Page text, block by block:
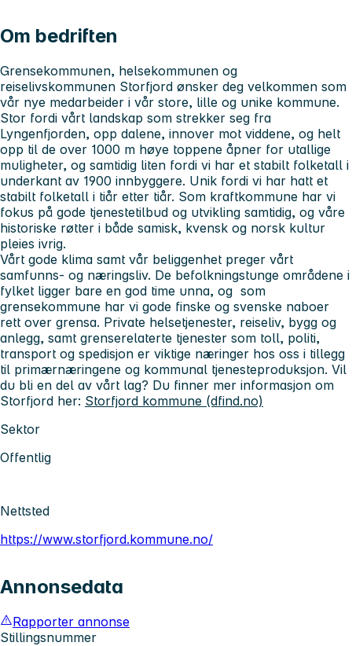
Om bedriften
Grensekommunen, helsekommunen og
reiselivskommunen Storfjord ønsker deg velkommen som
vår nye medarbeider i vår store, lille og unike kommune.
Stor fordi vårt landskap som strekker seg fra
Lyngenfjorden, opp dalene, innover mot viddene, og helt
opp til de over 1000 m høye toppene åpner for utallige
muligheter, og samtidig liten fordi vi har et stabilt folketall i
underkant av 1900 innbyggere. Unik fordi vi har hatt et
stabilt folketall i tiår etter tiår. Som kraftkommune har vi
fokus på gode tjenestetilbud og utvikling samtidig, og våre
historiske røtter i både samisk, kvensk og norsk kultur
pleies ivrig.
Vårt gode klima samt vår beliggenhet preger vårt
samfunns- og næringsliv. De befolkningstunge områdene i
fylket ligger bare en god time unna, og som
grensekommune har vi gode finske og svenske naboer
rett over grensa. Private helsetjenester, reiseliv, bygg og
anlegg, samt grenserelaterte tjenester som toll, politi,
transport og spedisjon er viktige næringer hos oss i tillegg
til primærnæringene og kommunal tjenesteproduksjon. Vil
du bli en del av vårt lag? Du finner mer informasjon om
Storfjord her: Storfjord kommune (dfind.no)
Sektor
Offentlig
Nettsted
https://www.storfjord.kommune.no/
Annonsedata
Rapporter annonse
Stillingsnummer